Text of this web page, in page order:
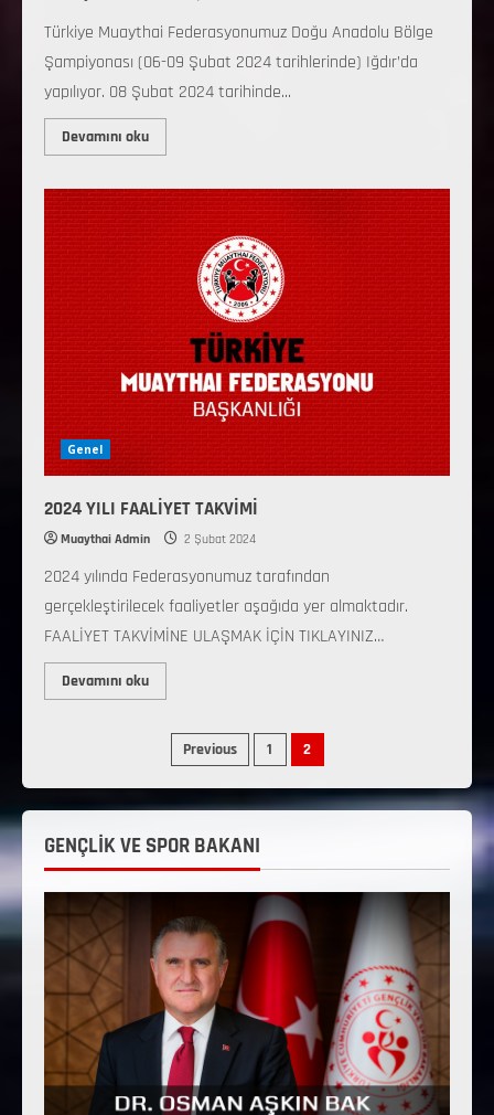
Türkiye Muaythai Federasyonumuz Doğu Anadolu Bölge
Şampiyonası (06-09 Şubat 2024 tarihlerinde) Iğdır’da
yapılıyor. 08 Şubat 2024 tarihinde...
Devamını oku
Genel
2024 YILI FAALİYET TAKVİMİ
Muaythai Admin 2 Şubat 2024
2024 yılında Federasyonumuz tarafından
gerçekleştirilecek faaliyetler aşağıda yer almaktadır.
FAALİYET TAKVİMİNE ULAŞMAK İÇİN TIKLAYINIZ…
Devamını oku
Previous 1 2
GENÇLİK VE SPOR BAKANI